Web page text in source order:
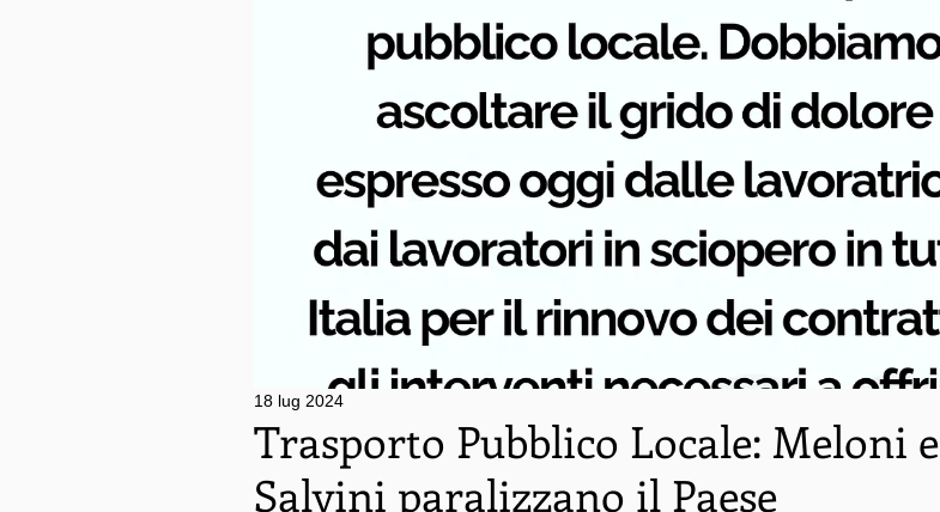
Trasporto Pubblico Locale: Meloni e
Salvini paralizzano il Paese
18 lug 2024